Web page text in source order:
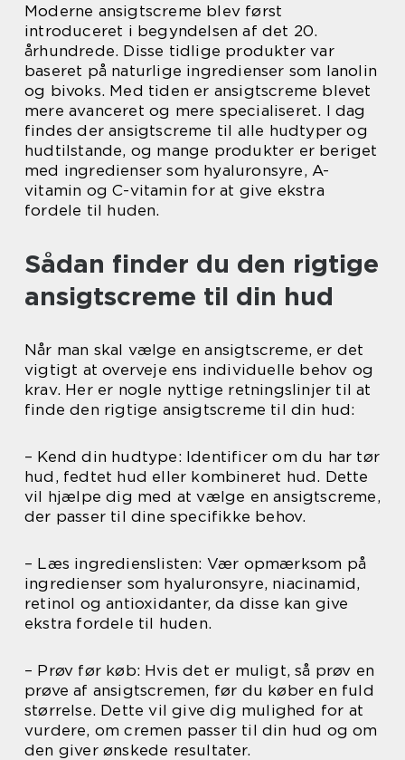
Moderne ansigtscreme blev først
introduceret i begyndelsen af det 20.
århundrede. Disse tidlige produkter var
baseret på naturlige ingredienser som lanolin
og bivoks. Med tiden er ansigtscreme blevet
mere avanceret og mere specialiseret. I dag
findes der ansigtscreme til alle hudtyper og
hudtilstande, og mange produkter er beriget
med ingredienser som hyaluronsyre, A-
vitamin og C-vitamin for at give ekstra
fordele til huden.
Sådan finder du den rigtige
ansigtscreme til din hud
Når man skal vælge en ansigtscreme, er det
vigtigt at overveje ens individuelle behov og
krav. Her er nogle nyttige retningslinjer til at
finde den rigtige ansigtscreme til din hud:
– Kend din hudtype: Identificer om du har tør
hud, fedtet hud eller kombineret hud. Dette
vil hjælpe dig med at vælge en ansigtscreme,
der passer til dine specifikke behov.
– Læs ingredienslisten: Vær opmærksom på
ingredienser som hyaluronsyre, niacinamid,
retinol og antioxidanter, da disse kan give
ekstra fordele til huden.
– Prøv før køb: Hvis det er muligt, så prøv en
prøve af ansigtscremen, før du køber en fuld
størrelse. Dette vil give dig mulighed for at
vurdere, om cremen passer til din hud og om
den giver ønskede resultater.